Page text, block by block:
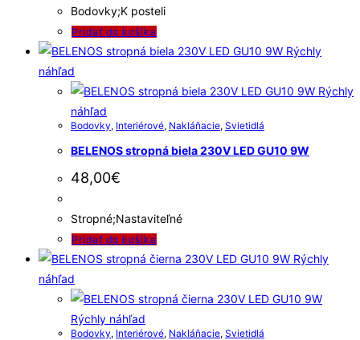
Bodovky;K posteli
Pridať do košíka
Rýchly
náhľad
Rýchly
náhľad
Bodovky, Interiérové, Nakláňacie, Svietidlá
BELENOS stropná biela 230V LED GU10 9W
48,00€
Stropné;Nastaviteľné
Pridať do košíka
Rýchly
náhľad
Rýchly náhľad
Bodovky, Interiérové, Nakláňacie, Svietidlá